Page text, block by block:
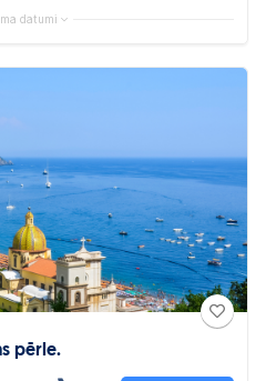
datumi
pērle.